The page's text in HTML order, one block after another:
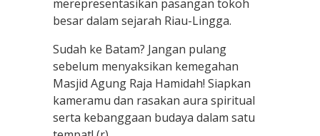
merepresentasikan pasangan tokoh
besar dalam sejarah Riau-Lingga.
Sudah ke Batam? Jangan pulang
sebelum menyaksikan kemegahan
Masjid Agung Raja Hamidah! Siapkan
kameramu dan rasakan aura spiritual
serta kebanggaan budaya dalam satu